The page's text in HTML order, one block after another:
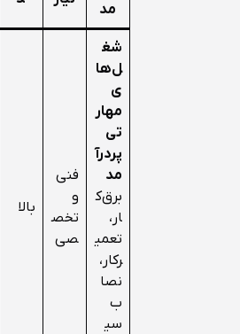
مد
شغ
ل‌ها
ی
مهار
تی
پردرآ
مد
برق‌ک
ار،
تعمی
رکار،
نصا
ب
سی
فنی
و
تخص
صی
بالا